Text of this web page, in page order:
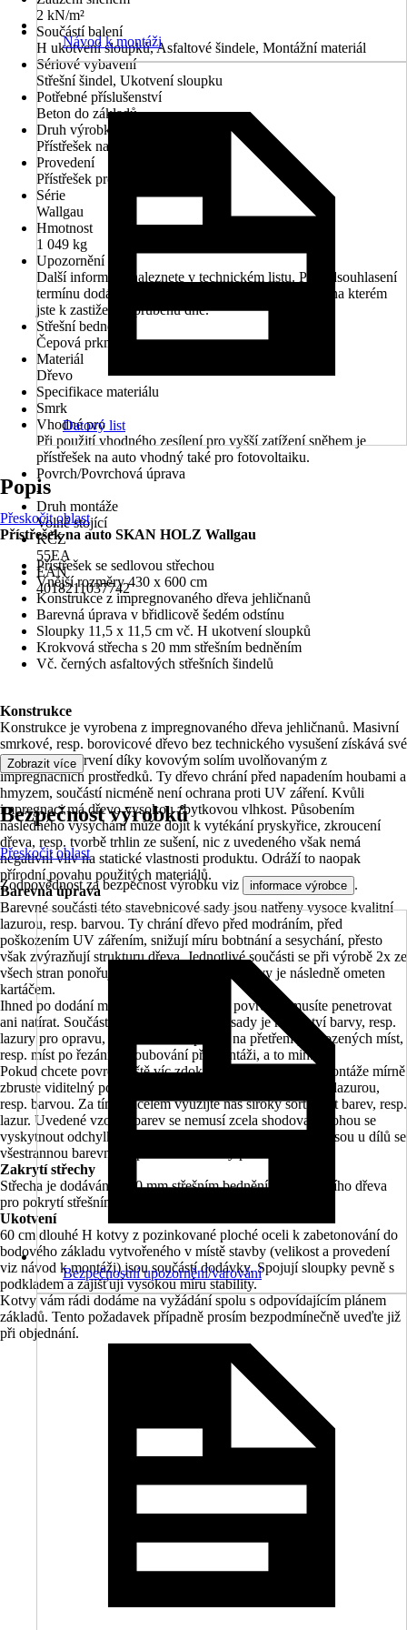
2 kN/m²
Součástí balení
H ukotvení sloupků, Asfaltové šindele, Montážní materiál
Sériové vybavení
Střešní šindel, Ukotvení sloupku
Potřebné příslušenství
Beton do základů
Druh výrobku
Přístřešek na auto
Provedení
Přístřešek pro jedno auto
Série
Wallgau
Hmotnost
1 049 kg
Upozornění
Další informace naleznete v technickém listu. Pro odsouhlasení
termínu dodání prosím uveďte Vaše telefonní číslo, na kterém
jste k zastižení v průběhu dne.
Střešní bednění
Čepová prkna
Materiál
Dřevo
Specifikace materiálu
Smrk
Vhodné pro
Při použití vhodného zesílení pro vyšší zatížení sněhem je
přístřešek na auto vhodný také pro fotovoltaiku.
Povrch/Povrchová úprava
-
Druh montáže
Volně stojící
KČZ
55EA
EAN
4018211037742
Návod k montáži
Datový list
Popis
Přeskočit oblast
Přístřešek na auto SKAN HOLZ Wallgau
Přístřešek se sedlovou střechou
Vnější rozměry 430 x 600 cm
Konstrukce z impregnovaného dřeva jehličnanů
Barevná úprava v břidlicově šedém odstínu
Sloupky 11,5 x 11,5 cm vč. H ukotvení sloupků
Krokvová střecha s 20 mm střešním bedněním
Vč. černých asfaltových střešních šindelů
Konstrukce
Konstrukce je vyrobena z impregnovaného dřeva jehličnanů. Masivní
smrkové, resp. borovicové dřevo bez technického vysušení získává své
nazelenalé zbarvení díky kovovým solím uvolňovaným z
impregnačních prostředků. Ty dřevo chrání před napadením houbami a
hmyzem, součástí nicméně není ochrana proti UV záření. Kvůli
impregnaci má dřevo vysokou zbytkovou vlhkost. Působením
následného vysychání může dojít k vytékání pryskyřice, zkroucení
dřeva, resp. tvorbě trhlin ze sušení, nic z uvedeného však nemá
negativní vliv na statické vlastnosti produktu. Odráží to naopak
přírodní povahu použitých materiálů.
Barevná úprava
Barevné součásti této stavebnicové sady jsou natřeny vysoce kvalitní
lazurou, resp. barvou. Ty chrání dřevo před modráním, před
poškozením UV zářením, snižují míru bobtnání a sesychání, přesto
však zvýrazňují strukturu dřeva. Jednotlivé součásti se při výrobě 2x ze
všech stran ponořují do lazury a přebytek barvy je následně ometen
kartáčem.
Ihned po dodání můžete začít s montáží, povrch nemusíte penetrovat
ani natírat. Součástí každé stavebnicové sady je množství barvy, resp.
lazury pro opravu, kterou můžete použít na přetření poškozených míst,
resp. míst po řezání a šroubování při montáži, a to min. 2x.
Pokud chcete povrch ještě víc zdokonalit, po provedení montáže mírně
zbruste viditelný povrch a natřete jej touto vysoce kvalitní lazurou,
resp. barvou. Za tímto účelem využijte náš široký sortiment barev, resp.
lazur. Uvedené vzorky barev se nemusí zcela shodovat, mohou se
vyskytnout odchylky v barevnosti. Stopy po usazeninách jsou u dílů se
všestrannou barevnou úpravou technicky podmíněné.
Zakrytí střechy
Střecha je dodávána s 20 mm střešním bedněním z masivního dřeva
pro pokrytí střešními šindeli.
Ukotvení
60 cm dlouhé H kotvy z pozinkované ploché oceli k zabetonování do
bodového základu vytvořeného v místě stavby (velikost a provedení
viz návod k montáži) jsou součástí dodávky. Spojují sloupky pevně s
podkladem a zajišťují vysokou míru stability.
Kotvy vám rádi dodáme na vyžádání spolu s odpovídajícím plánem
základů. Tento požadavek případně prosím bezpodmínečně uveďte již
při objednání.
Zobrazit více
Bezpečnost výrobků
Přeskočit oblast
Zodpovědnost za bezpečnost výrobku viz informace výrobce .
Bezpečnostní upozornění/varování